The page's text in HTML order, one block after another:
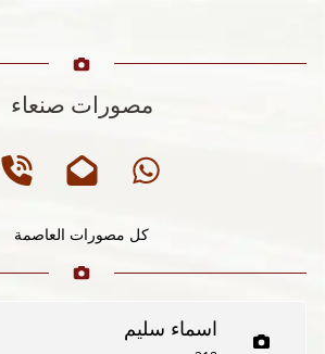
مصورات صنعاء
كل مصورات العاصمة
اسماء سليم